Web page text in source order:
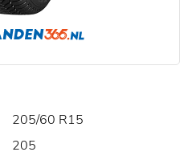
205/60 R15
205